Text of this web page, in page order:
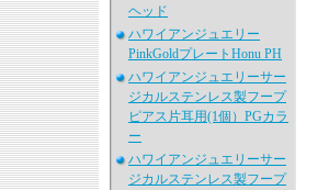
ヘッド
ハワイアンジュエリー
PinkGoldプレートHonu PH
ハワイアンジュエリーサー
ジカルステンレス製フープ
ピアス片耳用(1個）PGカラ
ー
ハワイアンジュエリーサー
ジカルステンレス製フープ